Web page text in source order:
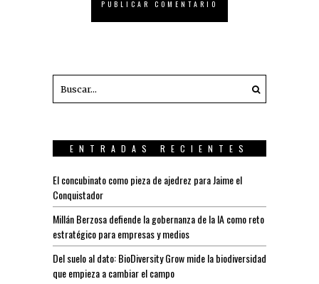
ENTRADAS RECIENTES
El concubinato como pieza de ajedrez para Jaime el
Conquistador
Millán Berzosa defiende la gobernanza de la IA como reto
estratégico para empresas y medios
Del suelo al dato: BioDiversity Grow mide la biodiversidad
que empieza a cambiar el campo